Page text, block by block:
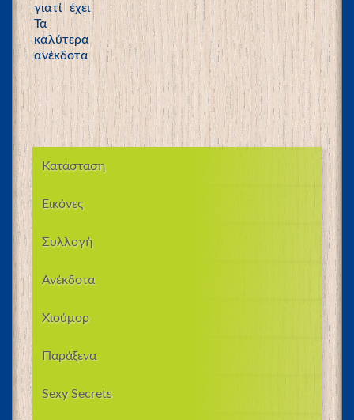
γιατί έχει
Τα
καλύτερα
ανέκδοτα
Κατάσταση
Εικόνες
Συλλογή
Ανέκδοτα
Χιούμορ
Παράξενα
Sexy Secrets